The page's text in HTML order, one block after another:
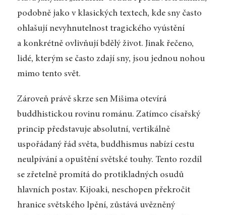
podobně jako v klasických textech, kde sny často
ohlašují nevyhnutelnost tragického vyústění
a konkrétně ovlivňují bdělý život. Jinak řečeno,
lidé, kterým se často zdají sny, jsou jednou nohou
mimo tento svět.
Zároveň právě skrze sen Mišima otevírá
buddhistickou rovinu románu. Zatímco císařský
princip představuje absolutní, vertikálně
uspořádaný řád světa, buddhismus nabízí cestu
neulpívání a opuštění světské touhy. Tento rozdíl
se zřetelně promítá do protikladných osudů
hlavních postav. Kijoaki, neschopen překročit
hranice světského lpění, zůstává uvězněný